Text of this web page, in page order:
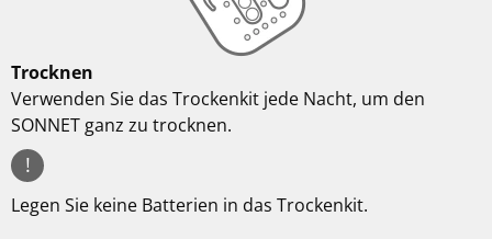
Trocknen
Verwenden Sie das Trockenkit jede Nacht, um den
SONNET ganz zu trocknen.
!
Legen Sie keine Batterien in das Trockenkit.